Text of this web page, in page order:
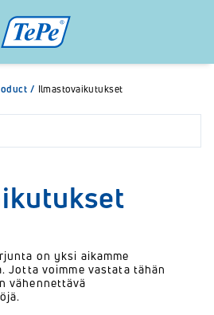
/ Ilmastovaikutukset
on yksi aikamme
Jotta voimme vastata tähän
vähennettävä